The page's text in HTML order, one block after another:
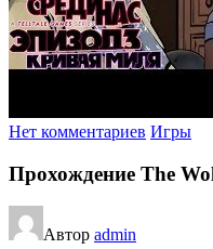
Нет комментариев Игры
Прохождение The
Автор admin